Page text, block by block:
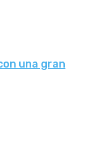
una gran